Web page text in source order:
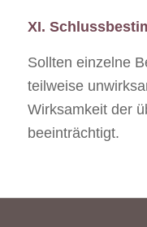
XI.
Sollten einzelne
teilweise
Wirksamkeit der
beeinträchtigt.